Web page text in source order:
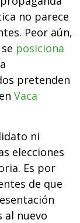
no parece
Peor aún,
posiciona
pretenden
Vaca
ni
elecciones
Es por
de que
al nuevo